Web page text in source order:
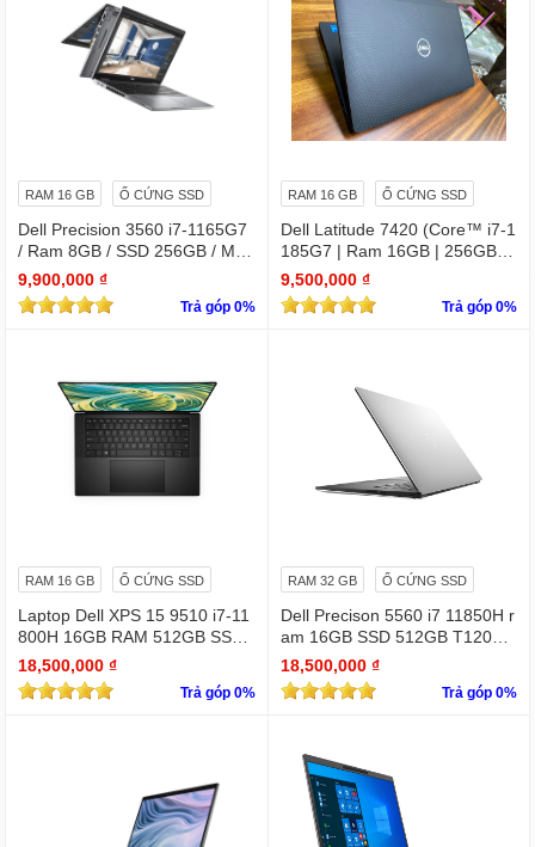
RAM 16 GB Ổ CỨNG SSD
Dell Precision 3560 i7-1165G7
/ Ram 8GB / SSD 256GB / Màn
15.6″ IPS Full HD 1920×1080 I
PS / VGA NVIDIA Quadro T500
9,900,000 ₫
Trả góp 0%
RAM 16 GB Ổ CỨNG SSD
Dell Latitude 7420 (Core™ i7-1
185G7 | Ram 16GB | 256GB S
SD | 14.0inch FHD)
9,500,000 ₫
Trả góp 0%
RAM 16 GB Ổ CỨNG SSD
Laptop Dell XPS 15 9510 i7-11
800H 16GB RAM 512GB SSD
RTX 3050 15.6 inches FHD 19
20 X 1080
18,500,000 ₫
Trả góp 0%
RAM 32 GB Ổ CỨNG SSD
Dell Precison 5560 i7 11850H r
am 16GB SSD 512GB T1200 4
GB FHD +
18,500,000 ₫
Trả góp 0%